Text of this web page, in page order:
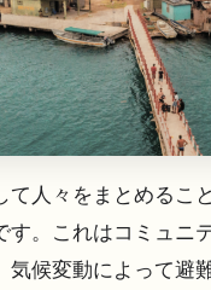
て人々をまとめるこ
す。これはコミュニ
気候変動によって避